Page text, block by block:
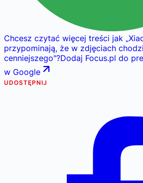
Chcesz czytać więcej treści jak „
przypominają, że w zdjęciach
cenniejszego"?Dodaj Focus.pl do
w Google
UDOSTĘPNIJ